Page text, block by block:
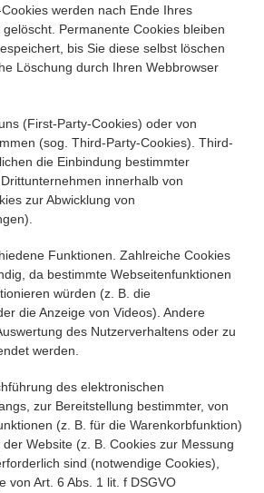
werden nach Ende Ihres
Permanente Cookies bleiben
bis Sie diese selbst löschen
Löschung durch Ihren Webbrowser
(First-Party-Cookies) oder von
(sog. Third-Party-Cookies). Third-
die Einbindung bestimmter
innerhalb von
zur Abwicklung von
Funktionen. Zahlreiche Cookies
da bestimmte Webseitenfunktionen
würden (z. B. die
die Anzeige von Videos). Andere
des Nutzerverhaltens oder zu
werden.
des elektronischen
zur Bereitstellung bestimmter, von
(z. B. für die Warenkorbfunktion)
Website (z. B. Cookies zur Messung
sind (notwendige Cookies),
von Art. 6 Abs. 1 lit. f DSGVO